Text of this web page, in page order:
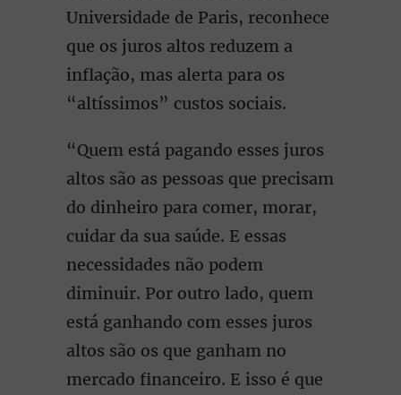
Universidade de Paris, reconhece
que os juros altos reduzem a
inflação, mas alerta para os
“altíssimos” custos sociais.
“Quem está pagando esses juros
altos são as pessoas que precisam
do dinheiro para comer, morar,
cuidar da sua saúde. E essas
necessidades não podem
diminuir. Por outro lado, quem
está ganhando com esses juros
altos são os que ganham no
mercado financeiro. E isso é que